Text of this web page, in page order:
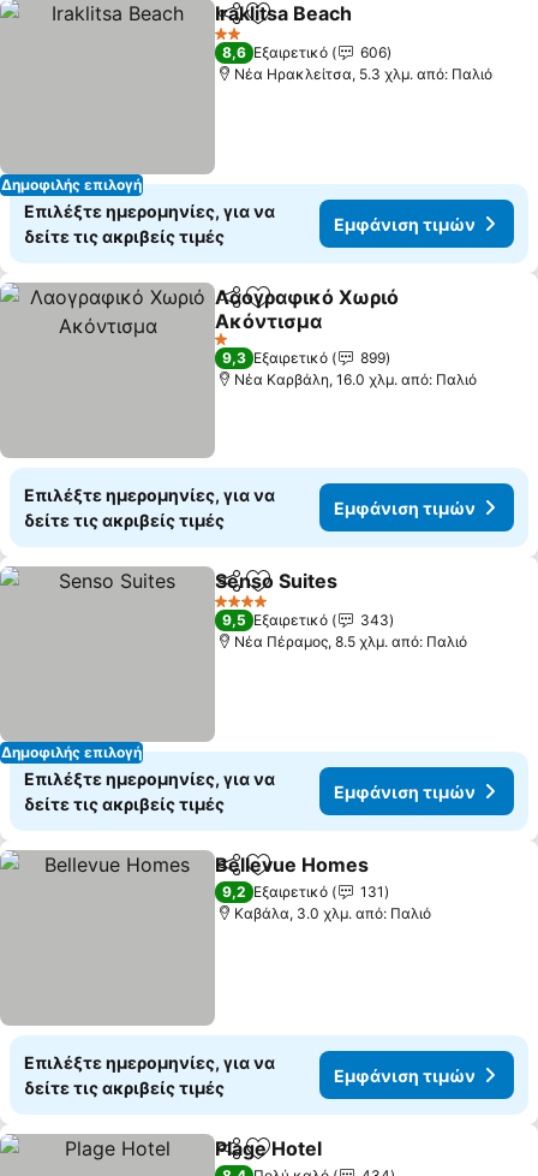
Δημοφιλής επιλογή
Κοινοποίηση
Προσθήκη στα αγαπημένα
Iraklitsa Beach
2 Αστέρια
8,6 Εξαιρετικό
606
Νέα Ηρακλείτσα, 5.3 χλμ. από: Παλιό
Επιλέξτε ημερομηνίες, για να
δείτε τις ακριβείς τιμές
Εμφάνιση τιμών
Κοινοποίηση
Προσθήκη στα αγαπημένα
Λαογραφικό Χωριό
Ακόντισμα
1 Αστέρια
9,3 Εξαιρετικό
899
Νέα Καρβάλη, 16.0 χλμ. από: Παλιό
Επιλέξτε ημερομηνίες, για να
δείτε τις ακριβείς τιμές
Εμφάνιση τιμών
Δημοφιλής επιλογή
Κοινοποίηση
Προσθήκη στα αγαπημένα
Senso Suites
4 Αστέρια
9,5 Εξαιρετικό
343
Νέα Πέραμος, 8.5 χλμ. από: Παλιό
Επιλέξτε ημερομηνίες, για να
δείτε τις ακριβείς τιμές
Εμφάνιση τιμών
Κοινοποίηση
Προσθήκη στα αγαπημένα
Bellevue Homes
9,2 Εξαιρετικό
131
Καβάλα, 3.0 χλμ. από: Παλιό
Επιλέξτε ημερομηνίες, για να
δείτε τις ακριβείς τιμές
Εμφάνιση τιμών
Κοινοποίηση
Προσθήκη στα αγαπημένα
Plage Hotel